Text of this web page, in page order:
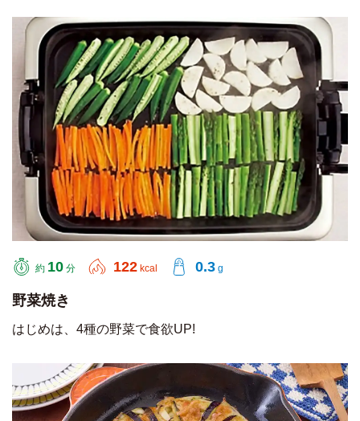
約 10 分 122 kcal 0.3 g
野菜焼き
はじめは、4種の野菜で食欲UP!